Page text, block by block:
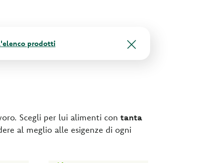
prodotti
Scegli per lui alimenti con tanta
al meglio alle esigenze di ogni